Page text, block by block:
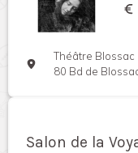
Théâtre Blossac
80 Bd de
Salon de la